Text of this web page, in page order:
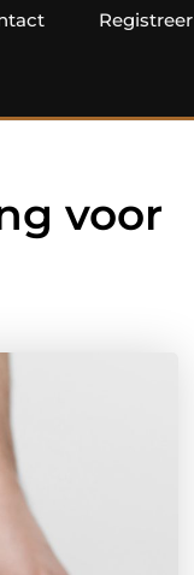
Registreer
voor